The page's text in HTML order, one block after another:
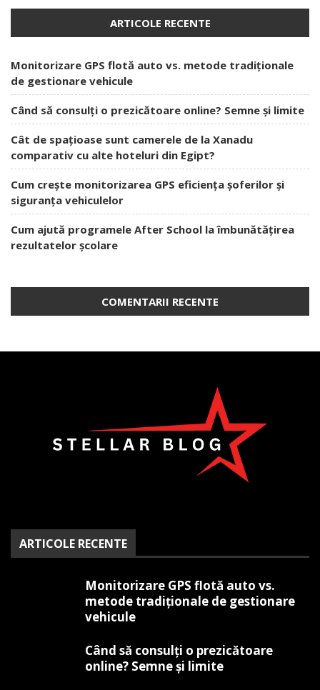
ARTICOLE RECENTE
Monitorizare GPS flotă auto vs. metode tradiționale
de gestionare vehicule
Când să consulți o prezicătoare online? Semne și limite
Cât de spațioase sunt camerele de la Xanadu
comparativ cu alte hoteluri din Egipt?
Cum crește monitorizarea GPS eficiența șoferilor și
siguranța vehiculelor
Cum ajută programele After School la îmbunătățirea
rezultatelor școlare
COMENTARII RECENTE
ARTICOLE RECENTE
Monitorizare GPS flotă auto vs.
metode tradiționale de gestionare
vehicule
Când să consulți o prezicătoare
online? Semne și limite